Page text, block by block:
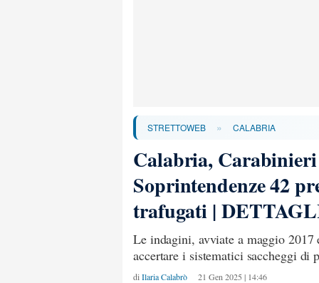
STRETTOWEB » CALABRIA
Calabria,
Soprintendenze 42
trafugati |
Le indagini, avviate a maggio
accertare i sistematici saccheggi di
di Ilaria Calabrò 21 Gen 2025 | 14:46